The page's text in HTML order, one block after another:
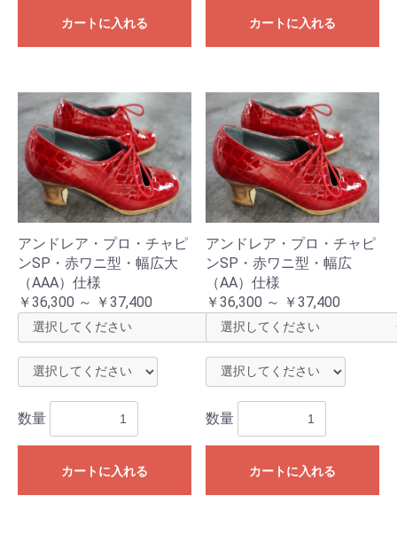
カートに入れる カートに入れる
アンドレア・プロ・チャピ
ンSP・赤ワニ型・幅広大
（AAA）仕様
￥36,300 ～ ￥37,400
数量
カートに入れる
アンドレア・プロ・チャピ
ンSP・赤ワニ型・幅広
（AA）仕様
￥36,300 ～ ￥37,400
数量
カートに入れる